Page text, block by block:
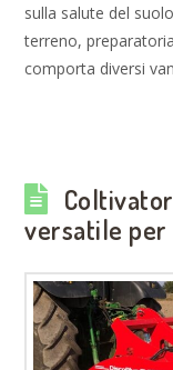
sulla salute del
terreno,
comporta diversi
versatile